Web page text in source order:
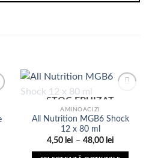
Adauga
STOC EPUIZAT
AMINOACIZI
All Nutrition MGB6 Shock
12 x 80 ml
4,50 lei – 48,00 leiInterval
prețuri: